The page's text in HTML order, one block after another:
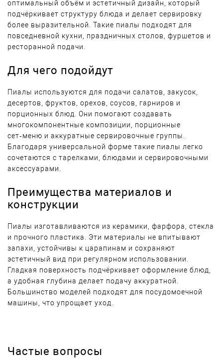
оптимальный объём и эстетичный дизайн, который
подчёркивает структуру блюда и делает сервировку
более выразительной. Такие пиалы подходят для
повседневной кухни, праздничных столов, фуршетов и
ресторанной подачи.
Для чего подойдут
Пиалы используются для подачи салатов, закусок,
десертов, фруктов, орехов, соусов, гарниров и
порционных блюд. Они помогают создавать
многокомпонентные композиции, порционные
сет‑меню и аккуратные сервировочные группы.
Благодаря универсальной форме такие пиалы легко
сочетаются с тарелками, блюдами и сервировочными
аксессуарами.
Преимущества материалов и
конструкции
Пиалы изготавливаются из керамики, фарфора, стекла
и прочного пластика. Эти материалы не впитывают
запахи, устойчивы к царапинам и сохраняют
эстетичный вид при регулярном использовании.
Гладкая поверхность подчёркивает оформление блюд,
а удобная глубина делает подачу аккуратной.
Большинство моделей подходят для посудомоечной
машины, что упрощает уход.
Частые вопросы